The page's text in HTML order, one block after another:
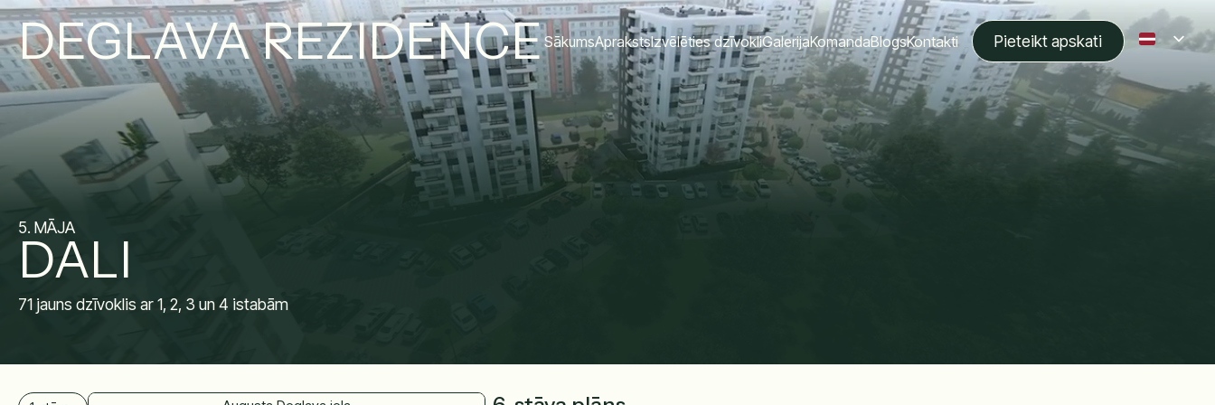
DEGLAVA REZIDENCESākumsAprakstsIzvēlēties dzīvokliGalerijaKomandaBlogsKontakti Pieteikt apskati
5. MĀJA
DALI
71 jauns dzīvoklis ar 1, 2, 3 un 4 istabām